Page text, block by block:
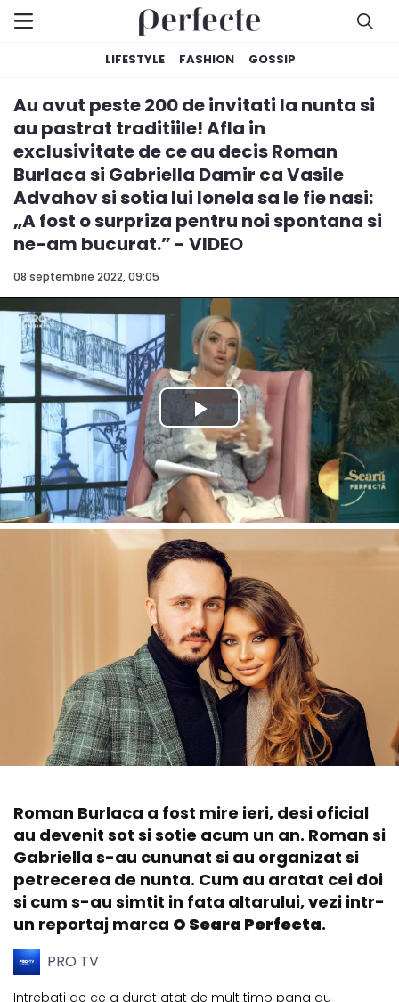
LIFESTYLE FASHION GOSSIP
08 septembrie 2022, 09:05
Au avut peste 200 de invitati la nunta si
au pastrat traditiile! Afla in
exclusivitate de ce au decis Roman
Burlaca si Gabriella Damir ca Vasile
Advahov si sotia lui Ionela sa le fie nasi:
„A fost o surpriza pentru noi spontana si
ne-am bucurat.” - VIDEO
Roman Burlaca a fost mire ieri, desi oficial
au devenit sot si sotie acum un an. Roman si
Gabriella s-au cununat si au organizat si
petrecerea de nunta. Cum au aratat cei doi
si cum s-au simtit in fata altarului, vezi intr-
un reportaj marca O Seara Perfecta.
PRO TV
Intrebati de ce a durat atat de mult timp pana au